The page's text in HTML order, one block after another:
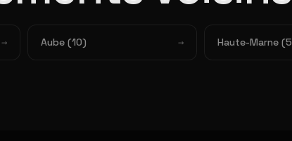
Aube (10) Haute-Marne